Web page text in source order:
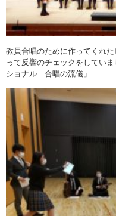
教員合唱のために作ってくれ
って反響のチェックをしてい
ショナル 合唱の流儀」